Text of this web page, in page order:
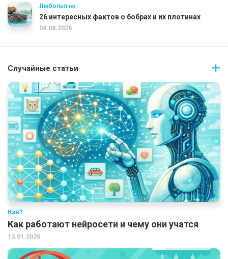
Любопытно
26 интересных фактов о бобрах и их плотинах
04.08.2026
Случайные статьи
Как?
Как работают нейросети и чему они учатся
12.01.2026